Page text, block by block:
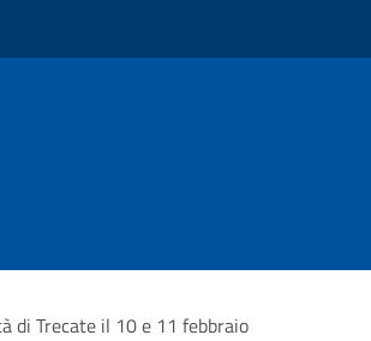
di Trecate il 10 e 11 febbraio